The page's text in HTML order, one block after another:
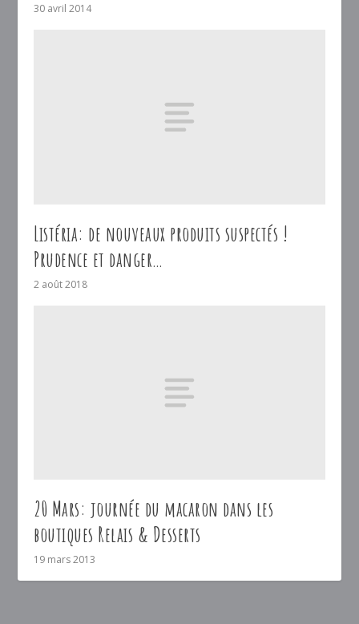
30 avril 2014
Listéria: de nouveaux produits suspectés !
Prudence et danger…
2 août 2018
20 Mars: journée du macaron dans les
boutiques Relais & Desserts
19 mars 2013